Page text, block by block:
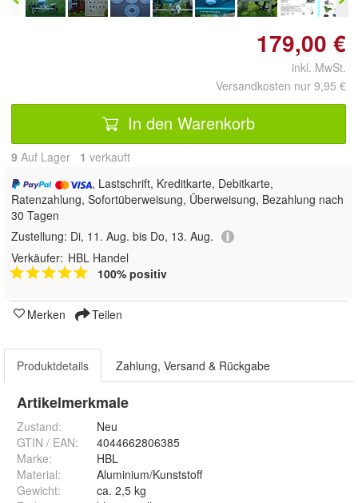
179,00 €
inkl. MwSt.
Versandkosten nur 9,95 €
In den Warenkorb
9 Auf Lager 1 verkauft
, Lastschrift, Kreditkarte, Debitkarte,
Ratenzahlung, Sofortüberweisung, Überweisung, Bezahlung nach
30 Tagen
Zustellung: Di, 11. Aug. bis Do, 13. Aug.
Verkäufer: HBL Handel
100% positiv
Merken Teilen
Produktdetails Zahlung, Versand & Rückgabe
Artikelmerkmale
Zustand:
Neu
GTIN / EAN:
4044662806385
Marke:
HBL
Material:
Aluminium/Kunststoff
Gewicht:
ca. 2,5 kg